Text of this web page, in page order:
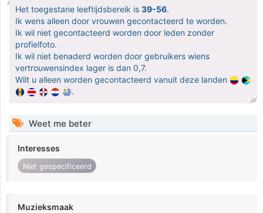
Het toegestane leeftijdsbereik is 39-56.
Ik wens alleen door vrouwen gecontacteerd te worden.
Ik wil niet gecontacteerd worden door leden zonder
profielfoto.
Ik wil niet benaderd worden door gebruikers wiens
vertrouwensindex lager is dan 0,7.
Wilt u alleen worden gecontacteerd vanuit deze landen
.
Weet me beter
Interesses
Niet gespecificeerd
Muzieksmaak